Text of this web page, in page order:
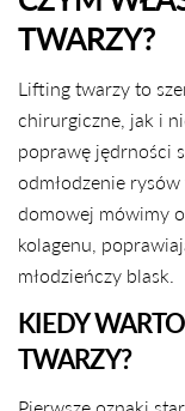
TWARZY?
Lifting twarzy to
chirurgiczne, jak i
poprawę jędrności
odmłodzenie
domowej mówimy
kolagenu,
młodzieńczy blask.
KIEDY
TWARZY?
Pierwsze oznaki